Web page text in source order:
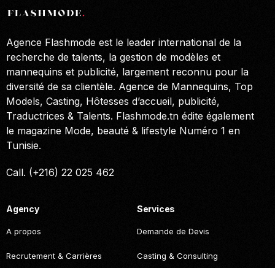
Agence Flashmode est le leader international de la
recherche de talents, la gestion de modèles et
mannequins et publicité, largement reconnu pour la
diversité de sa clientèle. Agence de Mannequins, Top
Models, Casting, Hôtesses d’accueil, publicité,
Traductrices & Talents. Flashmode.tn édite également
le magazine Mode, beauté & lifestyle Numéro 1 en
Tunisie.
Call. (+216) 22 025 462
Agency
A propos
Recrutement & Carrières
Services
Demande de Devis
Casting & Consulting